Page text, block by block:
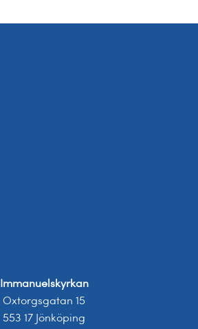
Immanuelskyrkan
Oxtorgsgatan 15
553 17 Jönköping